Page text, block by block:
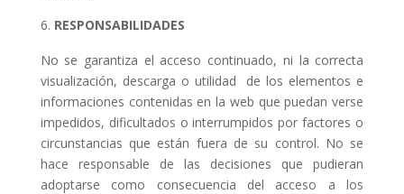
RESPONSABILIDADES
No se garantiza el acceso continuado, ni la correcta
visualización, descarga o utilidad de los elementos e
informaciones contenidas en la web que puedan verse
impedidos, dificultados o interrumpidos por factores o
circunstancias que están fuera de su control. No se
hace responsable de las decisiones que pudieran
adoptarse como consecuencia del acceso a los